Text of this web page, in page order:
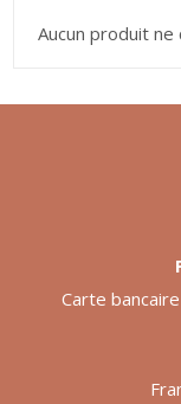
Aucun produit
Carte